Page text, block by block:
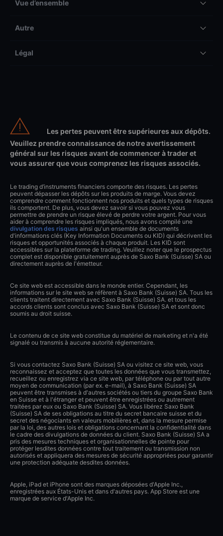
Vue d’ensemble
Autre
Légal
Les pertes peuvent être supérieures aux dépôts.
Veuillez prendre connaissance de notre avertissement
général sur les risques avant de commencer à trader et
vous assurer que vous comprenez les risques associés.
Le trading d’instruments financiers comporte des risques. Les pertes
peuvent dépasser les dépôts sur les produits de marge. Vous devez
comprendre comment fonctionnent nos produits et quels types de risques
ils comportent. De plus, vous devez savoir si vous pouvez vous
permettre de prendre un risque élevé de perdre votre argent. Pour vous
aider à comprendre les risques impliqués, nous avons compilé une
divulgation des risques ainsi qu'un ensemble de documents
d'informations clés (Key Information Documents ou KID) qui décrivent les
risques et opportunités associés à chaque produit. Les KID sont
accessibles sur la plateforme de trading. Veuillez noter que le prospectus
complet est disponible gratuitement auprès de Saxo Bank (Suisse) SA ou
directement auprès de l'émetteur.
Ce site web est accessible dans le monde entier. Cependant, les
informations sur le site web se réfèrent à Saxo Bank (Suisse) SA. Tous les
clients traitent directement avec Saxo Bank (Suisse) SA. et tous les
accords clients sont conclus avec Saxo Bank (Suisse) SA et sont donc
soumis au droit suisse.
Le contenu de ce site web constitue du matériel de marketing et n'a été
signalé ou transmis à aucune autorité réglementaire.
Si vous contactez Saxo Bank (Suisse) SA ou visitez ce site web, vous
reconnaissez et acceptez que toutes les données que vous transmettez,
recueillez ou enregistrez via ce site web, par téléphone ou par tout autre
moyen de communication (par ex. e-mail), à Saxo Bank (Suisse) SA
peuvent être transmises à d'autres sociétés ou tiers du groupe Saxo Bank
en Suisse et à l'étranger et peuvent être enregistrées ou autrement
traitées par eux ou Saxo Bank (Suisse) SA. Vous libérez Saxo Bank
(Suisse) SA de ses obligations au titre du secret bancaire suisse et du
secret des négociants en valeurs mobilières et, dans la mesure permise
par la loi, des autres lois et obligations concernant la confidentialité dans
le cadre des divulgations de données du client. Saxo Bank (Suisse) SA a
pris des mesures techniques et organisationnelles de pointe pour
protéger lesdites données contre tout traitement ou transmission non
autorisés et appliquera des mesures de sécurité appropriées pour garantir
une protection adéquate desdites données.
Apple, iPad et iPhone sont des marques déposées d'Apple Inc.,
enregistrées aux États-Unis et dans d'autres pays. App Store est une
marque de service d'Apple Inc.